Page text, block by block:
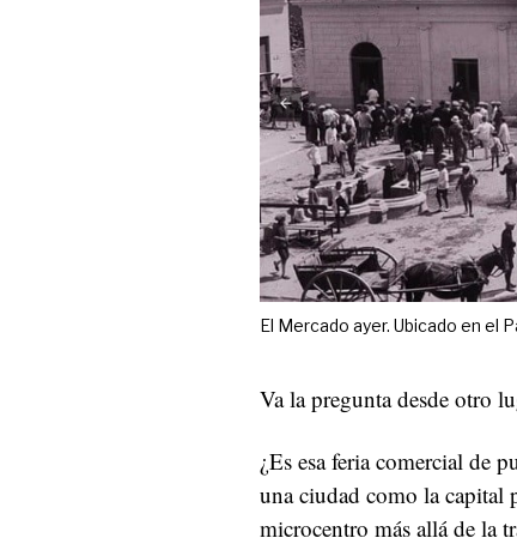
El Mercado ayer. Ubicado en el
Va la pregunta desde otro
¿Es esa feria comercial de
una ciudad como la capital
microcentro más allá de la